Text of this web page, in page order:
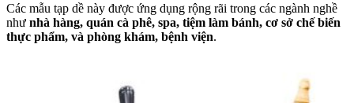
Các mẫu tạp dề này được ứng dụng rộng rãi trong các ngành nghề
như nhà hàng, quán cà phê, spa, tiệm làm bánh, cơ sở chế biến
thực phẩm, và phòng khám, bệnh viện.